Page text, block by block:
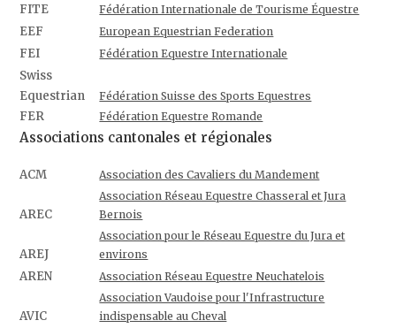
FITE Fédération Internationale de Tourisme Équestre
EEF European Equestrian Federation
FEI Fédération Equestre Internationale
Swiss
Equestrian
Fédération Suisse des Sports Equestres
FER Fédération Equestre Romande
Associations cantonales et régionales
ACM Association des Cavaliers du Mandement
AREC
Association Réseau Equestre Chasseral et Jura
Bernois
AREJ
Association pour le Réseau Equestre du Jura et
environs
AREN Association Réseau Equestre Neuchatelois
AVIC
Association Vaudoise pour l'Infrastructure
indispensable au Cheval